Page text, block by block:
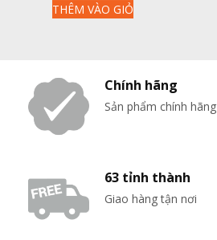
là:
THÊM VÀO GIỎ
Chính hãng
Sản phẩm chính hãng
63 tỉnh thành
Giao hàng tận nơi